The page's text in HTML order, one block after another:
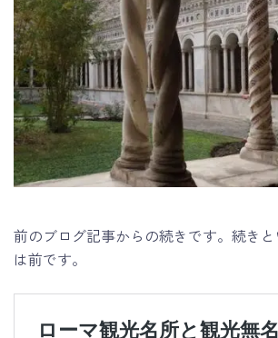
前のブログ記事からの続きです。続き
は前です。